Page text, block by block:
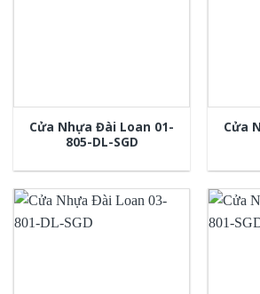
Cửa Nhựa Đài Loan 01-
805-DL-SGD
Cửa